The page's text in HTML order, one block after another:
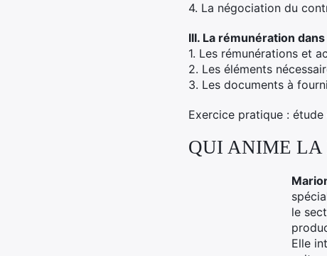
4. La négociation du
III. La rémunération
1. Les rémunérations et
2. Les éléments
3. Les documents à
Exercice pratique :
QUI ANIME LA
le
Elle